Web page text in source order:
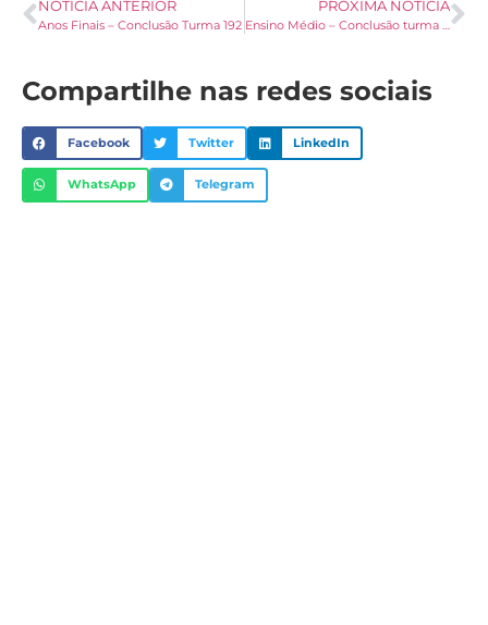
NOTÍCIA ANTERIOR
Anos Finais – Conclusão Turma 192
PRÓXIMA NOTÍCIA
Ensino Médio – Conclusão turma 232
Compartilhe nas redes sociais
Facebook Twitter LinkedIn
WhatsApp Telegram